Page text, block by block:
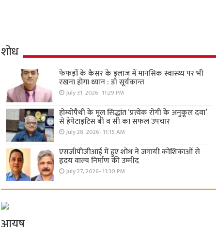
शोध
फेफड़ों के कैंसर के इलाज में मानसिक स्वास्थ्य पर भी
रखना होगा ध्यान : डॉ सूर्यकान्त
July 31, 2026- 11:29 PM
होम्योपैथी के मूल सिद्धांत ‘प्रत्येक रोगी केे अनुकूल दवा’
से हेपेटाइटिस बी व सी का सफल उपचार
July 28, 2026- 11:15 AM
एसजीपीजीआई में हुए शोध ने जगायी कोशिकाओं से
हृदय वाल्व निर्माण की उम्मीद
July 27, 2026- 11:30 PM